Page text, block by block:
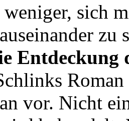
weniger, sich
zu
Roman
vor. Nicht